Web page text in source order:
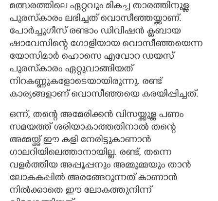
മത്സരത്തിലെ ഏറ്റവും മികച്ച താരത്തിനുള്ള
പുരസ്കാരം ലഭിച്ചത് വൊസീഞ്ഞയ്ക്കാണ്.
പോർച്ചുഗീസ് രണ്ടാം ഡിവിഷൻ ക്ളബായ
ഷാവേസിന്റെ ഗോളിയായ വൊസീഞ്ഞയെന്ന
യോസിമാർ ഹൊസെ എവോറ ഡയസ്
പുരസ്കാരം ഏറ്റുവാങ്ങിയത്
നിറകണ്ണുകളോടെയായിരുന്നു. രണ്ട്
കാര്യങ്ങളാണ് വൊസീഞ്ഞയെ കരയിപ്പിച്ചത്.
ഒന്ന്, തന്റെ അമേരിക്കൻ വിസയ്ക്കുള്ള പണം
സമയത്ത് ശരിയാകാത്തതിനാൽ തന്റെ
അമ്മയ്ക്ക് ഈ കളി നേരിട്ടുകാണാൻ
ഗാലറിയിലെത്താനായില്ല. രണ്ട്, തന്നെ
വളർത്തിയ അപ്പൂപ്പനും അമ്മൂമ്മയും താൻ
ലോകകപ്പിൽ അരങ്ങേറുന്നത് കാണാൻ
നിൽക്കാതെ ഈ ലോകത്തുനിന്ന്